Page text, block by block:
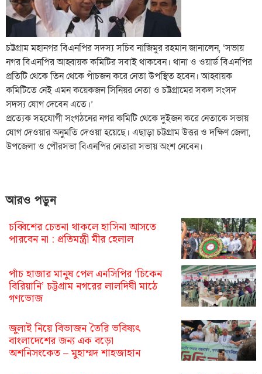
চট্টগ্রাম মহানগর বিএনপির সদস্য সচিব নাজিমুর রহমান জানালেন, ‘সভায়
নগর বিএনপির আহ্বায়ক কমিটির সবাই থাকবেন। থানা ও ওয়ার্ড বিএনপির
প্রতিটি থেকে তিন থেকে পাঁচজন করে নেতা উপস্থিত হবেন। আহ্বায়ক
কমিটিতে নেই এমন কয়েকজন সিনিয়র নেতা ও চট্টগ্রামের সকল সংসদ
সদস্য যোগ দেবেন এতে।’
প্রত্যেক সহযোগী সংগঠনের নগর কমিটি থেকে দুইজন করে নেতাকে সভায়
যোগ দেওয়ার অনুমতি দেওয়া হয়েছে। এছাড়া চট্টগ্রাম উত্তর ও দক্ষিণ জেলা,
উপজেলা ও পৌরসভা বিএনপির নেতারা সভায় অংশ নেবেন।
আরও পড়ুন
চব্বিশের চেতনা থাকলে হাসিনা আসতে
পারবেন না : প্রতিমন্ত্রী মীর হেলাল
পাঁচ হাজার মানুষ পেল এনসিপির ‘চিকেন
বিরিয়ানি’ চট্টগ্রাম নগরের লালদিঘী মাঠে
গণভোজ
জুলাই নিয়ে বিভাজন তৈরি ভবিষ্যৎ
বাংলাদেশের জন্য এক বড়ো
অশনিসংকেত – মুহাম্মদ শাহজাহান